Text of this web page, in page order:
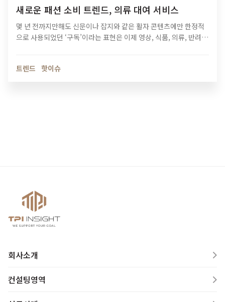
새로운 패션 소비 트렌드, 의류 대여 서비스
몇 년 전까지만해도 신문이나 잡지와 같은 활자 콘텐츠에만 한정적
으로 사용되었던 ‘구독’이라는 표현은 이제 영상, 식품, 의류, 반려동
트렌드 핫이슈
회사소개
컨설팅영역